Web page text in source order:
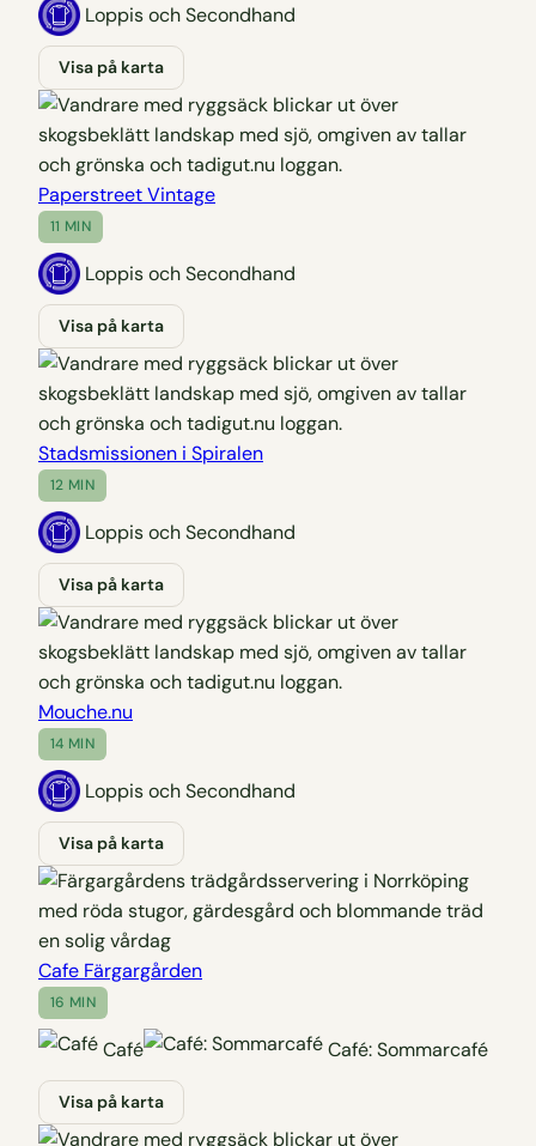
Loppis och Secondhand
Visa på karta
Paperstreet Vintage
11 MIN
Loppis och Secondhand
Visa på karta
Stadsmissionen i Spiralen
12 MIN
Loppis och Secondhand
Visa på karta
Mouche.nu
14 MIN
Loppis och Secondhand
Visa på karta
Cafe Färgargården
16 MIN
Café Café: Sommarcafé
Visa på karta